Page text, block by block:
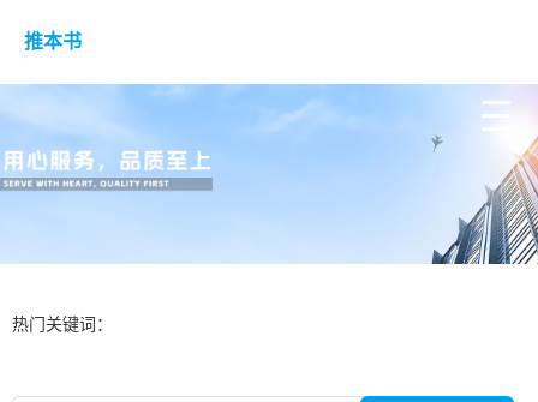
推本书
热门关键词：